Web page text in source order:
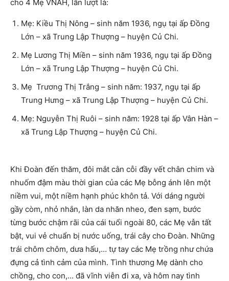
cho 4 Mẹ VNAH, lần lượt là:
Mẹ: Kiều Thị Nông – sinh năm 1936, ngụ tại ấp Đồng
Lớn – xã Trung Lập Thượng – huyện Củ Chi.
Mẹ Lương Thị Miền – sinh năm 1936, ngụ tại ấp Đồng
Lớn – xã Trung Lập Thượng – huyện Củ Chi.
Mẹ Trương Thị Trắng – sinh năm: 1937, ngụ tại ấp
Trung Hưng – xã Trung Lập Thượng – huyện Củ Chi.
Mẹ: Nguyễn Thị Ruôi – sinh năm: 1928 tại ấp Vân Hàn –
xã Trung Lập Thượng – huyện Củ Chi.
Khi Đoàn đến thăm, đôi mắt cằn cỗi đầy vết chân chim và
nhuốm đậm màu thời gian của các Mẹ bỗng ánh lên một
niềm vui, một niềm hạnh phúc khôn tả. Với dáng người
gầy còm, nhỏ nhắn, làn da nhăn nheo, đen sạm, bước
từng bước chậm rãi của cái tuổi ngoài 80, các Mẹ vẫn tất
bật, vui vẻ chuẩn bị nước uống, trái cây cho Đoàn. Những
trái chôm chôm, dưa hấu,… tự tay các Mẹ trồng như chứa
đựng cả tình cảm của mình. Tình thương Mẹ dành cho
chồng, cho con,… đã vĩnh viễn đi xa, và hôm nay tình